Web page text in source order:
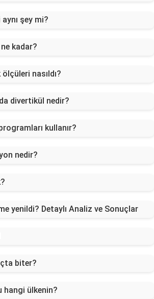
şey mi?
kadar?
nasıldı?
divertikül nedir?
kullanır?
nedir?
yenildi? Detaylı Analiz ve Sonuçlar
biter?
ülkenin?